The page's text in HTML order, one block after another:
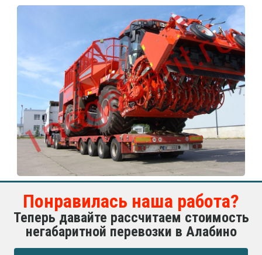
Понравилась наша работа?
Теперь давайте рассчитаем стоимость
негабаритной перевозки в Алабино